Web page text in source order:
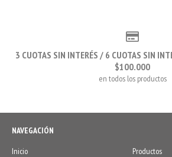
3 CUOTAS SIN INTERÉS / 6 CUOTAS SIN
$100.000
en todos los productos
NAVEGACIÓN
Inicio
Productos